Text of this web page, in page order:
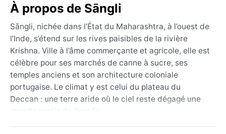
À propos de Sāngli
Sāngli, nichée dans l’État du Maharashtra, à l’ouest de
l’Inde, s’étend sur les rives paisibles de la rivière
Krishna. Ville à l’âme commerçante et agricole, elle est
célèbre pour ses marchés de canne à sucre, ses
temples anciens et son architecture coloniale
portugaise. Le climat y est celui du plateau du
Deccan : une terre aride où le ciel reste dégagé une
grande partie de l’année.
Le climat de Sāngli est classé BSh (semi-aride